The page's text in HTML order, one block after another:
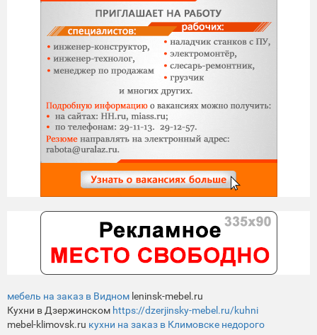
мебель на заказ в Видном leninsk-mebel.ru
Кухни в Дзержинском https://dzerjinsky-mebel.ru/kuhni
mebel-klimovsk.ru кухни на заказ в Климовске недорого